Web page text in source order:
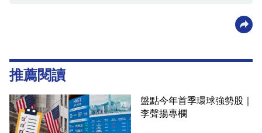
推薦閱讀
盤點今年首季環球強勢股｜
李聲揚專欄